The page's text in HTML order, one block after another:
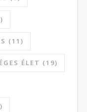
(11)
ÉLET (19)